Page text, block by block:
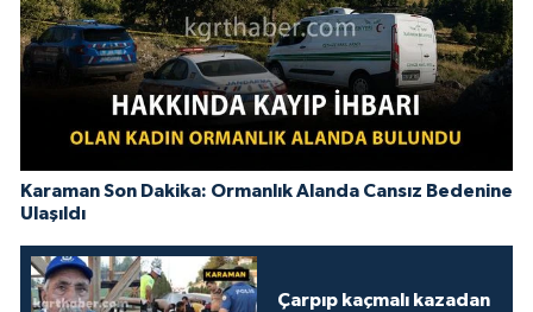
Karaman Son Dakika: Ormanlık Alanda Cansız Bedenine
Ulaşıldı
Çarpıp kaçmalı kazadan